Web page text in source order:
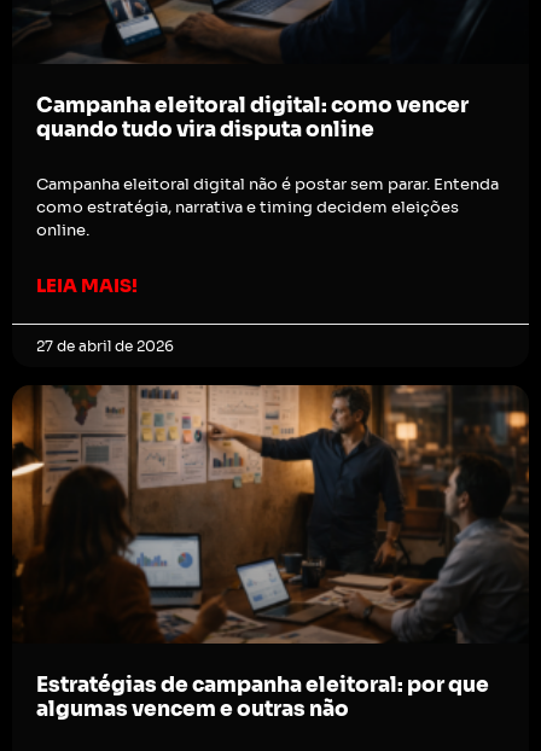
Campanha eleitoral digital: como vencer
quando tudo vira disputa online
Campanha eleitoral digital não é postar sem parar. Entenda
como estratégia, narrativa e timing decidem eleições
online.
LEIA MAIS!
27 de abril de 2026
Estratégias de campanha eleitoral: por que
algumas vencem e outras não